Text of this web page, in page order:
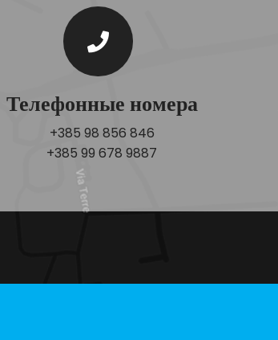
Телефонные номера
+385 98 856 846
+385 99 678 9887